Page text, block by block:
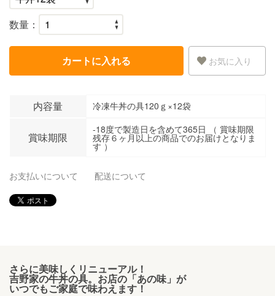
数量：
カートに入れる お気に入り
内容量 冷凍牛丼の具120ｇ×12袋
賞味期限
-18度で製造日を含めて365日 （ 賞味期限
残存６ヶ月以上の商品でのお届けとなりま
す ）
お支払いについて 配送について
さらに美味しくリニューアル！
吉野家の牛丼の具。お店の「あの味」が
いつでもご家庭で味わえます！